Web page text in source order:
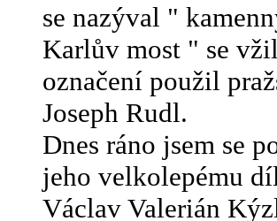
se nazýval "
Karlův most " se
označení použil
Joseph Rudl.
Dnes ráno jsem se
jeho velkolepému
Václav Valerián